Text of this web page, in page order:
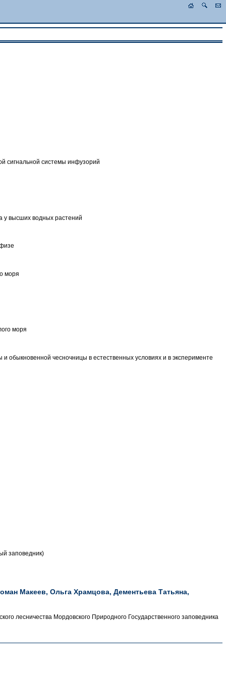
сигнальной системы инфузорий
у высших водных растений
моря
моря
обыкновенной чесночницы в естественных условиях и в эксперименте
заповедник)
Макеев, Ольга Храмцова, Дементьева Татьяна,
лесничества Мордовского Природного Государственного заповедника